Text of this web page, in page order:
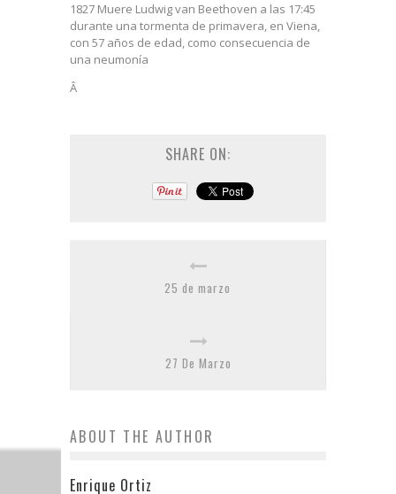
1827 Muere Ludwig van Beethoven a las 17:45
durante una tormenta de primavera, en Viena,
con 57 años de edad, como consecuencia de
una neumonía
Â
SHARE ON:
25 de marzo
27 De Marzo
ABOUT THE AUTHOR
Enrique Ortiz